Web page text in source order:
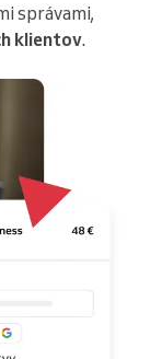
správami,
klientov.